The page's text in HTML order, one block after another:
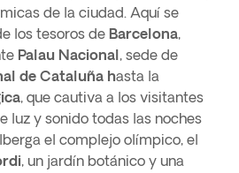
de la ciudad. Aquí se
los tesoros de Barcelona, ​​
Palau Nacional, sede de
de Cataluña hasta la
, que cautiva a los visitantes
luz y sonido todas las noches
el complejo olímpico, el
, un jardín botánico y una